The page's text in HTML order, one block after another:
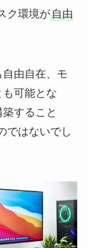
ク環境が自由
由自在、モ
可能とな
すること
ではないでし